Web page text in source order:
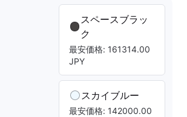
スペースブラッ
ク
最安価格: 161314.00
JPY
スカイブルー
最安価格: 142000.00